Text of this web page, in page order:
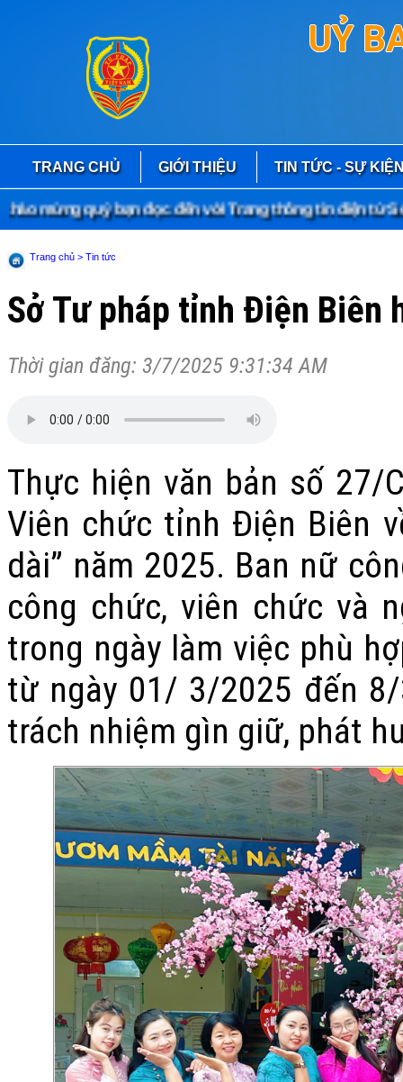
UỶ
TRANG CHỦ GIỚI THIỆU TIN TỨC - SỰ
mừng quý bạn đọc đến với Trang thông tin điện tử Sở
Trang chủ > Tin tức
Sở Tư pháp tỉnh Điện Biên
Thời gian đăng: 3/7/2025 9:31:34 AM
Thực hiện văn bản số 27/
Viên chức tỉnh Điện Biên
dài” năm 2025. Ban nữ
công chức, viên chức và
trong ngày làm việc phù
từ ngày 01/ 3/2025 đến
trách nhiệm gìn giữ, phát